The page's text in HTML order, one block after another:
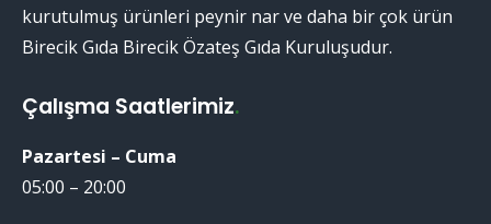
kurutulmuş ürünleri peynir nar ve daha bir çok ürün
Birecik Gıda Birecik Özateş Gıda Kuruluşudur.
Çalışma Saatlerimiz.
Pazartesi – Cuma
05:00 – 20:00